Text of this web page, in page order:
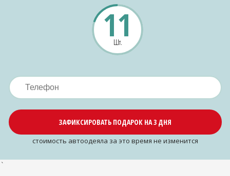
11
Шт.
ЗАФИКСИРОВАТЬ ПОДАРОК НА 3 ДНЯ
cтоимость автоодеяла за это время не изменится
`